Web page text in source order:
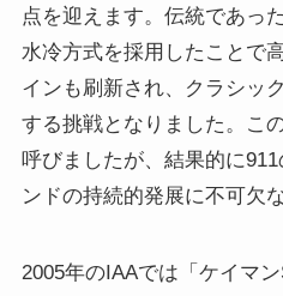
点を迎えます。伝統であっ
水冷方式を採用したことで
インも刷新され、クラシッ
する挑戦となりました。こ
呼びましたが、結果的に
ンドの持続的発展に不可欠
2005年のIAAでは「ケイマ